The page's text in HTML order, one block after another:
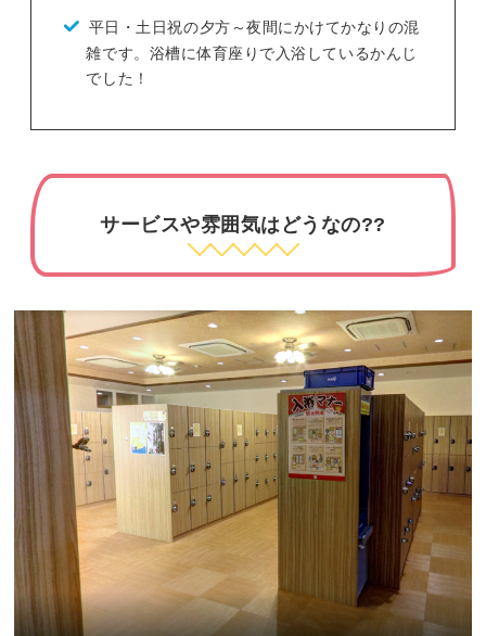
平日・土日祝の夕方～夜間にかけてかなりの混
雑です。浴槽に体育座りで入浴しているかんじ
でした！
サービスや雰囲気はどうなの??